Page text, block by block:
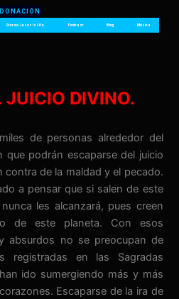
DONACIÓN
Stereo Jesus Is Life Podcast Blog Música
JUICIO DIVINO.
de personas alrededor del
que podrán escaparse del juicio
contra de la maldad y el pecado.
a pensar que si salen de este
les alcanzará, pues creen
de este planeta. Con esos
absurdos no se preocupan de
registradas en las Sagradas
ido sumergiendo más y más
Escaparse de la ira de